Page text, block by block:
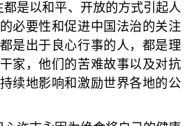
都是以和平、开放的方式引起人
必要性和促进中国法治的关注
是出于良心行事的人，都是理
家，他们的苦难故事以及对抗
续地影响和激励世界各地的公